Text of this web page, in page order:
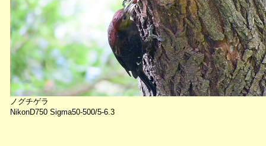
ノグチゲラ
NikonD750 Sigma50-500/5-6.3